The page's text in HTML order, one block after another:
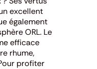
excellent
également
ORL. Le
efficace
rhume,
profiter